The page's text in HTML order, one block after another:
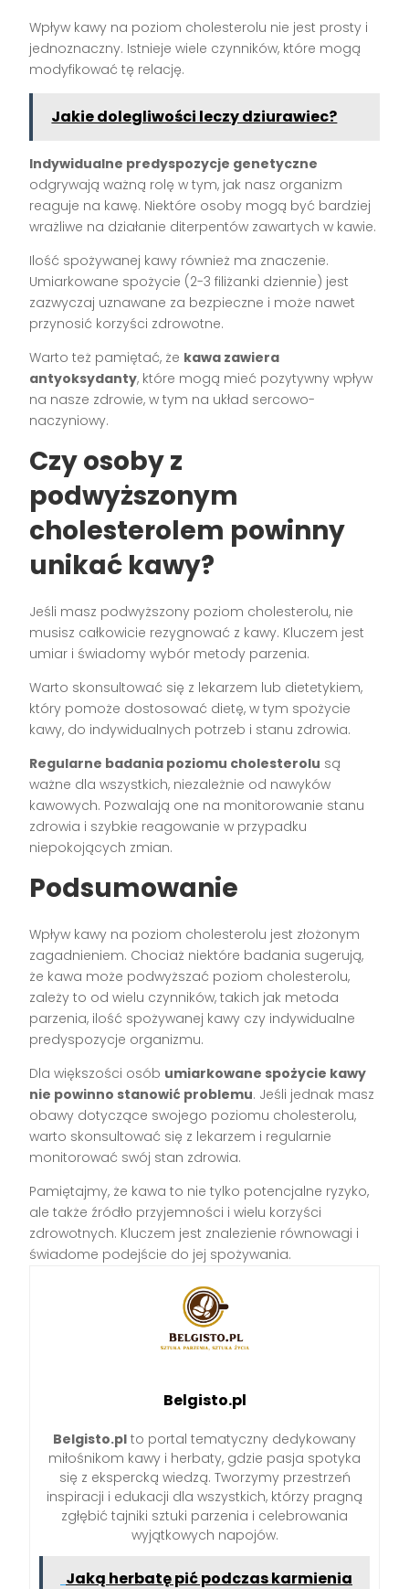
Wpływ kawy na poziom cholesterolu nie jest prosty i
jednoznaczny. Istnieje wiele czynników, które mogą
modyfikować tę relację.
Jakie dolegliwości leczy dziurawiec?
Indywidualne predyspozycje genetyczne
odgrywają ważną rolę w tym, jak nasz organizm
reaguje na kawę. Niektóre osoby mogą być bardziej
wrażliwe na działanie diterpentów zawartych w kawie.
Ilość spożywanej kawy również ma znaczenie.
Umiarkowane spożycie (2-3 filiżanki dziennie) jest
zazwyczaj uznawane za bezpieczne i może nawet
przynosić korzyści zdrowotne.
Warto też pamiętać, że kawa zawiera
antyoksydanty, które mogą mieć pozytywny wpływ
na nasze zdrowie, w tym na układ sercowo-
naczyniowy.
Czy osoby z
podwyższonym
cholesterolem powinny
unikać kawy?
Jeśli masz podwyższony poziom cholesterolu, nie
musisz całkowicie rezygnować z kawy. Kluczem jest
umiar i świadomy wybór metody parzenia.
Warto skonsultować się z lekarzem lub dietetykiem,
który pomoże dostosować dietę, w tym spożycie
kawy, do indywidualnych potrzeb i stanu zdrowia.
Regularne badania poziomu cholesterolu są
ważne dla wszystkich, niezależnie od nawyków
kawowych. Pozwalają one na monitorowanie stanu
zdrowia i szybkie reagowanie w przypadku
niepokojących zmian.
Podsumowanie
Wpływ kawy na poziom cholesterolu jest złożonym
zagadnieniem. Chociaż niektóre badania sugerują,
że kawa może podwyższać poziom cholesterolu,
zależy to od wielu czynników, takich jak metoda
parzenia, ilość spożywanej kawy czy indywidualne
predyspozycje organizmu.
Dla większości osób umiarkowane spożycie kawy
nie powinno stanowić problemu. Jeśli jednak masz
obawy dotyczące swojego poziomu cholesterolu,
warto skonsultować się z lekarzem i regularnie
monitorować swój stan zdrowia.
Pamiętajmy, że kawa to nie tylko potencjalne ryzyko,
ale także źródło przyjemności i wielu korzyści
zdrowotnych. Kluczem jest znalezienie równowagi i
świadome podejście do jej spożywania.
Belgisto.pl
Belgisto.pl to portal tematyczny dedykowany
miłośnikom kawy i herbaty, gdzie pasja spotyka
się z ekspercką wiedzą. Tworzymy przestrzeń
inspiracji i edukacji dla wszystkich, którzy pragną
zgłębić tajniki sztuki parzenia i celebrowania
wyjątkowych napojów.
Jaką herbatę pić podczas karmienia